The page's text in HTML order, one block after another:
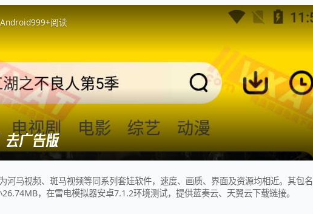
Android999+阅读
广告版
河马视频、斑马视频等同系列套娃软件，速度、画质、界面及资源均相近。其包名
，在雷电模拟器安卓7.1.2环境测试，提供蓝奏云、天翼云下载链接。